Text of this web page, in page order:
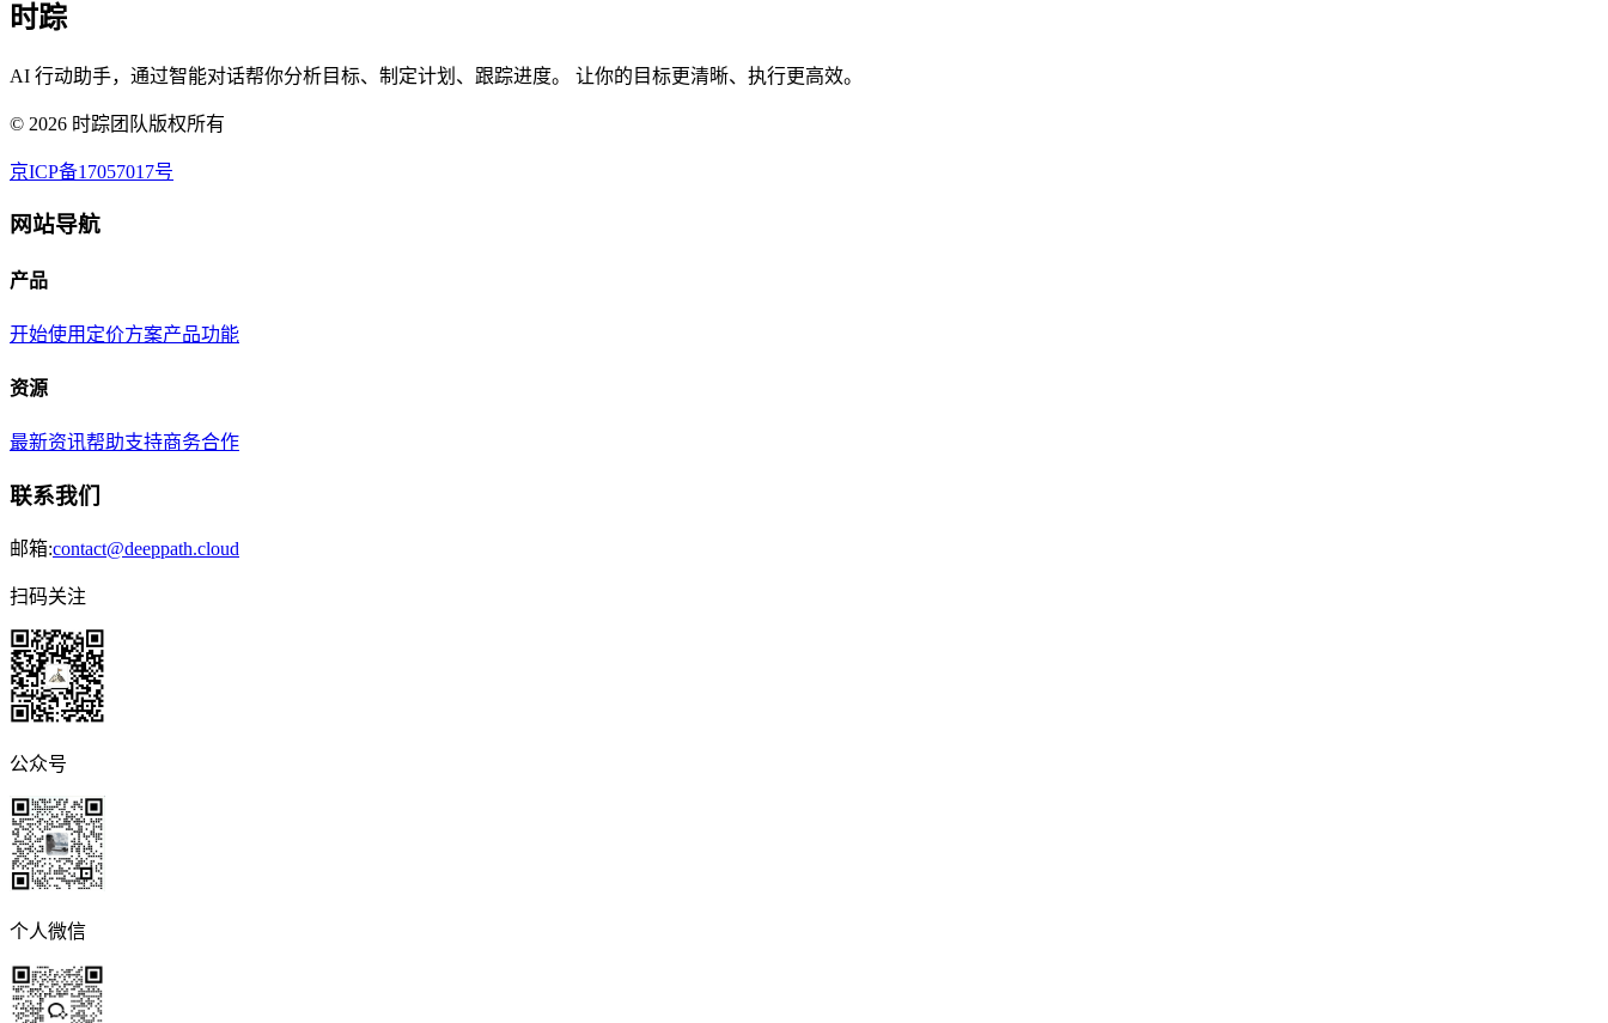
时踪
AI 行动助手，通过智能对话帮你分析目标、制定计划、跟踪进度。 让你的目标更清晰、执行更高效。
© 2026 时踪团队版权所有
京ICP备17057017号
网站导航
产品
开始使用 定价方案产品功能
资源
最新资讯帮助支持商务合作
联系我们
邮箱:contact@deeppath.cloud
扫码关注
公众号
个人微信